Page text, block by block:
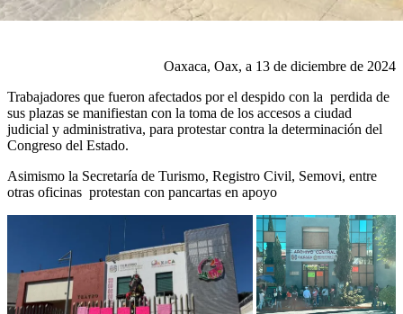
Oaxaca, Oax, a 13 de diciembre de 2024
Trabajadores que fueron afectados por el despido con la perdida de
sus plazas se manifiestan con la toma de los accesos a ciudad
judicial y administrativa, para protestar contra la determinación del
Congreso del Estado.
Asimismo la Secretaría de Turismo, Registro Civil, Semovi, entre
otras oficinas protestan con pancartas en apoyo